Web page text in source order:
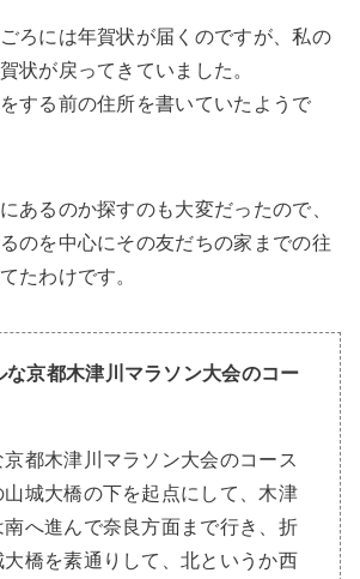
ろには年賀状が届くのですが、私の
状が戻ってきていました。
する前の住所を書いていたようで
あるのか探すのも大変だったので、
のを中心にその友だちの家までの往
たわけです。
な京都木津川マラソン大会のコー
都木津川マラソン大会のコース
城大橋の下を起点にして、木津
南へ進んで奈良方面まで行き、折
大橋を素通りして、北というか西